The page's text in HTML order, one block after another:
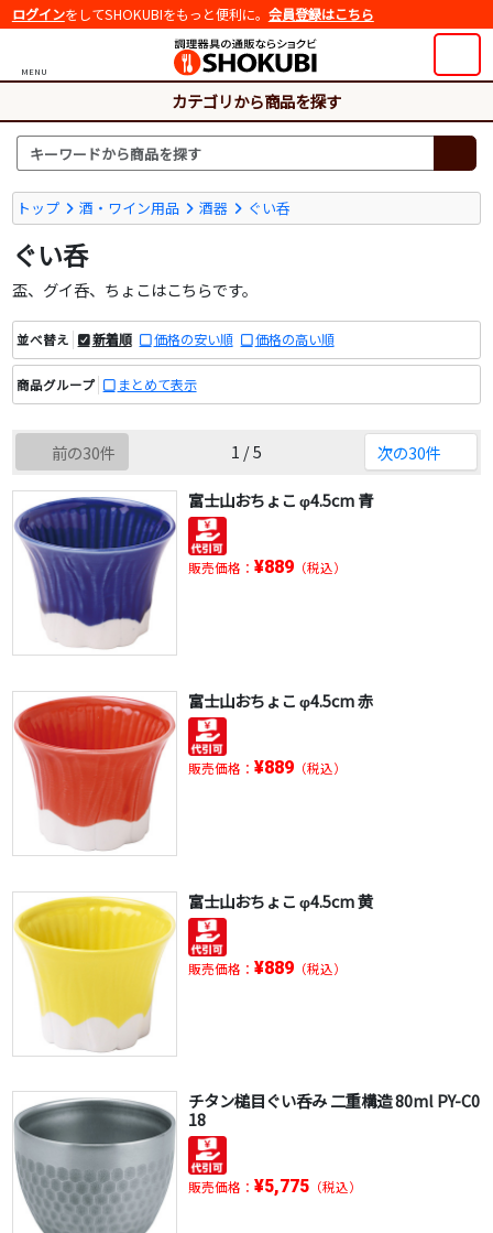
ログインをしてSHOKUBIをもっと便利に。 会員登録はこちら
MENU
カテゴリから商品を探す
トップ 酒・ワイン用品 酒器 ぐい呑
ぐい呑
盃、グイ呑、ちょこはこちらです。
並べ替え 新着順 価格の安い順 価格の高い順
商品グループ まとめて表示
前の30件 1 / 5 次の30件
富士山おちょこ φ4.5cm 青
販売価格： ¥889（税込）
富士山おちょこ φ4.5cm 赤
販売価格： ¥889（税込）
富士山おちょこ φ4.5cm 黄
販売価格： ¥889（税込）
チタン槌目ぐい呑み 二重構造 80ml PY-C0
18
販売価格： ¥5,775（税込）